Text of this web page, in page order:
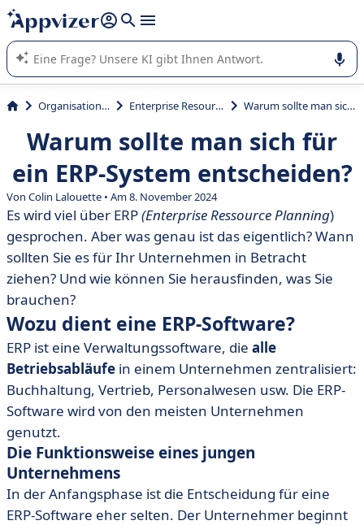
beantworten (mehrere Zeilen mit
Die KI von Appvizer führt Sie bei der Nutzung oder Auswahl
von SaaS-Software in Unternehmen.
Organisation und Planung Enterprise Resource Planning (ERP) Warum sollte man sich für ein ERP-System entscheiden?
Warum sollte man sich für
ein ERP-System entscheiden?
Von Colin Lalouette • Am 8. November 2024
Es wird viel über ERP(Enterprise Ressource Planning)
gesprochen. Aber was genau ist das eigentlich? Wann
sollten Sie es für Ihr Unternehmen in Betracht
ziehen? Und wie können Sie herausfinden, was Sie
brauchen?
Wozu dient eine ERP-Software?
ERP ist eine Verwaltungssoftware, die alle
Betriebsabläufe in einem Unternehmen zentralisiert:
Buchhaltung, Vertrieb, Personalwesen usw. Die ERP-
Software wird von den meisten Unternehmen
genutzt.
Die Funktionsweise eines jungen
Unternehmens
In der Anfangsphase ist die Entscheidung für eine
ERP-Software eher selten. Der Unternehmer beginnt